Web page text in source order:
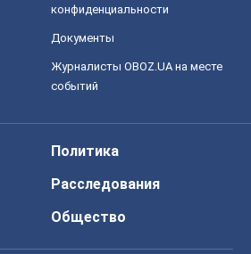
конфиденциальности
Документы
Журналисты OBOZ.UA на месте
событий
Политика
Расследования
Общество